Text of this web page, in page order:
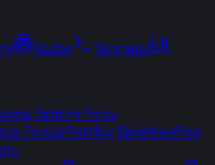
Radar
Terminal
Yatırım Fonu
FonlarPortföy ŞirketleriFon